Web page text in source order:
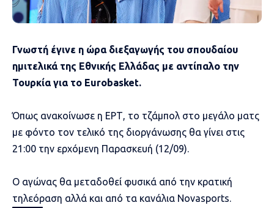
Γνωστή έγινε η ώρα διεξαγωγής του σπουδαίου
ημιτελικά της Εθνικής Ελλάδας με αντίπαλο την
Τουρκία για το Eurobasket.
Όπως ανακοίνωσε η ΕΡΤ, το τζάμπολ στο μεγάλο ματς
με φόντο τον τελικό της διοργάνωσης θα γίνει στις
21:00 την ερχόμενη Παρασκευή (12/09).
Ο αγώνας θα μεταδοθεί φυσικά από την κρατική
τηλεόραση αλλά και από τα κανάλια Novasports.